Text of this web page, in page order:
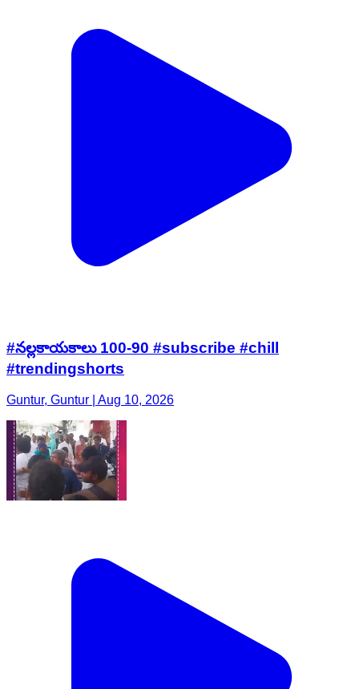
#నల్లకాయకాలు 100-90 #subscribe #chill
#trendingshorts
Guntur, Guntur | Aug 10, 2026